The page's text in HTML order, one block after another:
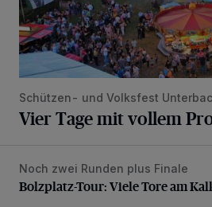
Schützen- und Volksfest
Vier Tage mit vollem
Bolzplatz-Tour: Viele Tore am
Noch zwei Runden plus Finale
Bolzplatz-Tour: Viele Tore am